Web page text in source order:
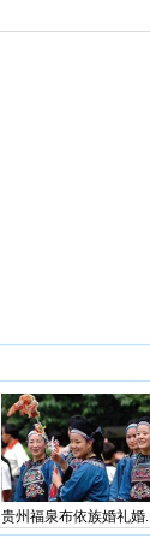
贵州福泉布依族婚礼婚...